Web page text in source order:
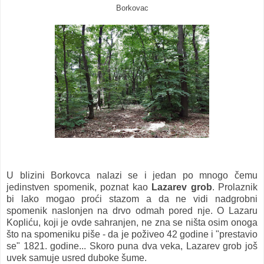
Borkovac
U blizini Borkovca nalazi se i jedan po mnogo čemu
jedinstven spomenik, poznat kao Lazarev grob. Prolaznik
bi lako mogao proći stazom a da ne vidi nadgrobni
spomenik naslonjen na drvo odmah pored nje. O Lazaru
Kopliću, koji je ovde sahranjen, ne zna se ništa osim onoga
što na spomeniku piše - da je poživeo 42 godine i "prestavio
se" 1821. godine... Skoro puna dva veka, Lazarev grob još
uvek samuje usred duboke šume.